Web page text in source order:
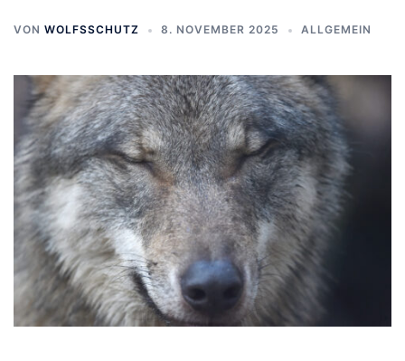
VON WOLFSSCHUTZ 8. NOVEMBER 2025 ALLGEMEIN